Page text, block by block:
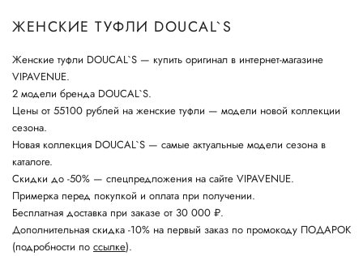
ЖЕНСКИЕ ТУФЛИ DOUCAL`S
Женские туфли DOUCAL`S — купить оригинал в интернет-магазине
VIPAVENUE.
2 модели бренда DOUCAL`S.
Цены от 55100 рублей на женские туфли — модели новой коллекции
сезона.
Новая коллекция DOUCAL`S — самые актуальные модели сезона в
каталоге.
Скидки до -50% — спецпредложения на сайте VIPAVENUE.
Примерка перед покупкой и оплата при получении.
Бесплатная доставка при заказе от 30 000 ₽.
Дополнительная скидка -10% на первый заказ по промокоду ПОДАРОК
(подробности по ссылке).